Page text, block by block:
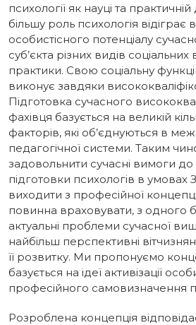
психології як науці та
більшу роль психологія відіграє в
особистісного потенціалу
суб’єкта різних видів
практики. Свою соціальну
виконує завдяки
Підготовка сучасного
фахівця базується на великій
факторів, які об’єднуються в
педагогічної системи. Таким
задовольнити сучасні вимоги
підготовки психологів в умовах
виходити з професійної
повинна вpaxoвувати, з одного
актуальні проблеми сучасної
найбільш перспективні
її розвитку. Ми пропонуємо
базується на ідеї активізації
професійного самовизначення
Розроблена концепція